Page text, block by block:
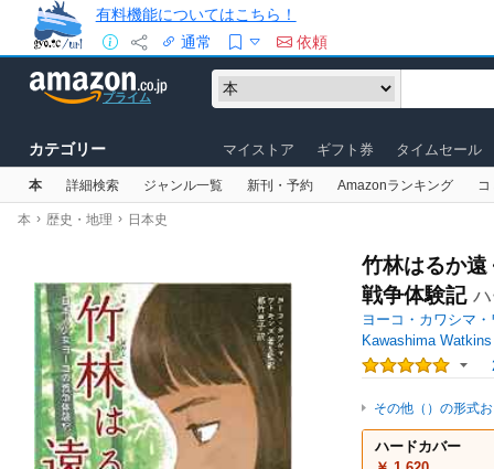
有料機能についてはこちら！
通常
依頼